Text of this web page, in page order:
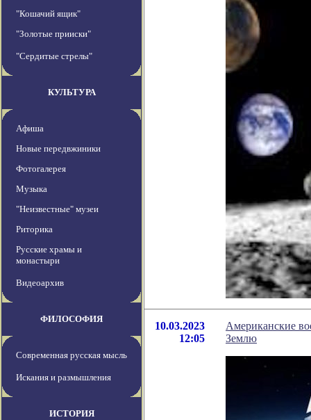
"Кошачий ящик"
"Золотые прииски"
"Сердитые стрелы"
КУЛЬТУРА
Афиша
Новые передвжиники
Фотогалерея
Музыка
"Неизвестные" музеи
Риторика
Русские храмы и
монастыри
Видеоархив
ФИЛОСОФИЯ
Современная русская мысль
Искания и размышления
ИСТОРИЯ
10.03.2023
12:05
Американские
Землю